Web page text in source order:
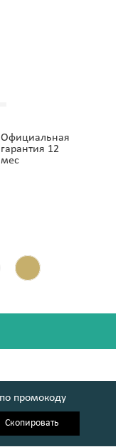
Официальная
гарантия 12
мес
промокоду